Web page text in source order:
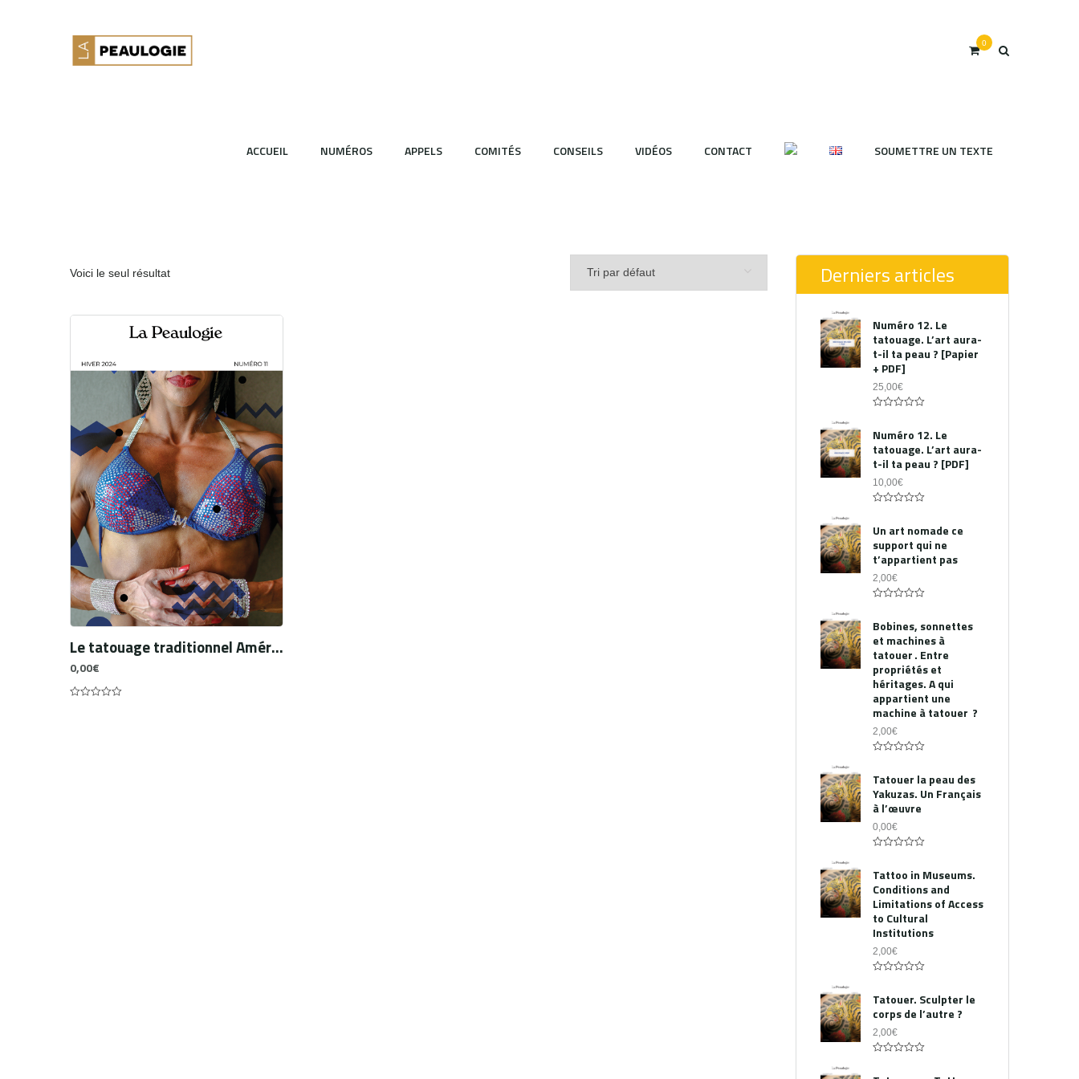
0
ACCUEIL NUMÉROS APPELS COMITÉS CONSEILS VIDÉOS CONTACT SOUMETTRE UN TEXTE
Voici le seul résultat
Le tatouage traditionnel Américain. Des frégates aux salons de tatouage
0,00€
Derniers articles
Numéro 12. Le
tatouage. L’art aura-
t-il ta peau ? [Papier
+ PDF]
25,00€
out
of
5
Numéro 12. Le
tatouage. L’art aura-
t-il ta peau ? [PDF]
10,00€
out
of
5
Un art nomade ce
support qui ne
t’appartient pas
2,00€
out
of
5
Bobines, sonnettes
et machines à
tatouer . Entre
propriétés et
héritages. A qui
appartient une
machine à tatouer ?
2,00€
out
of
5
Tatouer la peau des
Yakuzas. Un Français
à l’œuvre
0,00€
out
of
5
Tattoo in Museums.
Conditions and
Limitations of Access
to Cultural
Institutions
2,00€
out
of
5
Tatouer. Sculpter le
corps de l’autre ?
2,00€
out